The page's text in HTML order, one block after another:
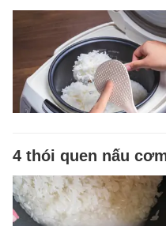
4 thói quen nấu